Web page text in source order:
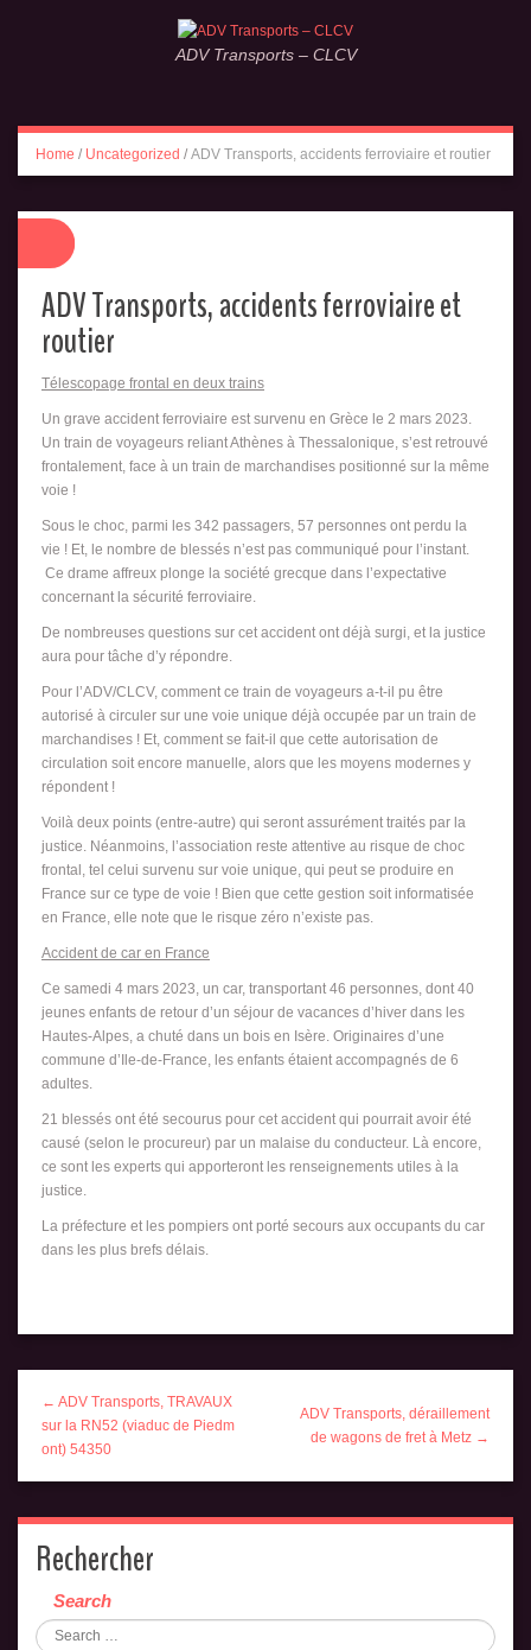
ADV Transports – CLCV
Home / Uncategorized / ADV Transports, accidents ferroviaire et routier
ADV Transports, accidents ferroviaire et
routier
Télescopage frontal en deux trains
Un grave accident ferroviaire est survenu en Grèce le 2 mars 2023.
Un train de voyageurs reliant Athènes à Thessalonique, s’est retrouvé
frontalement, face à un train de marchandises positionné sur la même
voie !
Sous le choc, parmi les 342 passagers, 57 personnes ont perdu la
vie ! Et, le nombre de blessés n’est pas communiqué pour l’instant.
Ce drame affreux plonge la société grecque dans l’expectative
concernant la sécurité ferroviaire.
De nombreuses questions sur cet accident ont déjà surgi, et la justice
aura pour tâche d’y répondre.
Pour l’ADV/CLCV, comment ce train de voyageurs a-t-il pu être
autorisé à circuler sur une voie unique déjà occupée par un train de
marchandises ! Et, comment se fait-il que cette autorisation de
circulation soit encore manuelle, alors que les moyens modernes y
répondent !
Voilà deux points (entre-autre) qui seront assurément traités par la
justice. Néanmoins, l’association reste attentive au risque de choc
frontal, tel celui survenu sur voie unique, qui peut se produire en
France sur ce type de voie ! Bien que cette gestion soit informatisée
en France, elle note que le risque zéro n’existe pas.
Accident de car en France
Ce samedi 4 mars 2023, un car, transportant 46 personnes, dont 40
jeunes enfants de retour d’un séjour de vacances d’hiver dans les
Hautes-Alpes, a chuté dans un bois en Isère. Originaires d’une
commune d’Ile-de-France, les enfants étaient accompagnés de 6
adultes.
21 blessés ont été secourus pour cet accident qui pourrait avoir été
causé (selon le procureur) par un malaise du conducteur. Là encore,
ce sont les experts qui apporteront les renseignements utiles à la
justice.
La préfecture et les pompiers ont porté secours aux occupants du car
dans les plus brefs délais.
← ADV Transports, TRAVAUX
sur la RN52 (viaduc de Piedm
ont) 54350
ADV Transports, déraillement
de wagons de fret à Metz →
Rechercher
Search